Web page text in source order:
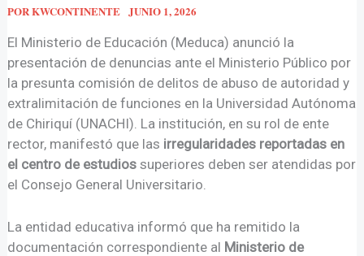
PORKWCONTINENTE JUNIO 1, 2026
El Ministerio de Educación (Meduca) anunció la
presentación de denuncias ante el Ministerio Público por
la presunta comisión de delitos de abuso de autoridad y
extralimitación de funciones en la Universidad Autónoma
de Chiriquí (UNACHI). La institución, en su rol de ente
rector, manifestó que las irregularidades reportadas en
el centro de estudios superiores deben ser atendidas por
el Consejo General Universitario.
La entidad educativa informó que ha remitido la
documentación correspondiente al Ministerio de